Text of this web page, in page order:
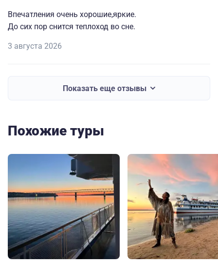
Впечатления очень хорошие,яркие.
До сих пор снится теплоход во сне.
3 августа 2026
Показать еще отзывы
Похожие туры